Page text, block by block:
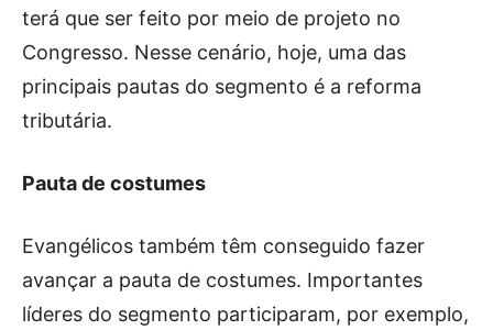
terá que ser feito por meio de projeto no
Congresso. Nesse cenário, hoje, uma das
principais pautas do segmento é a reforma
tributária.
Pauta de costumes
Evangélicos também têm conseguido fazer
avançar a pauta de costumes. Importantes
líderes do segmento participaram, por exemplo,